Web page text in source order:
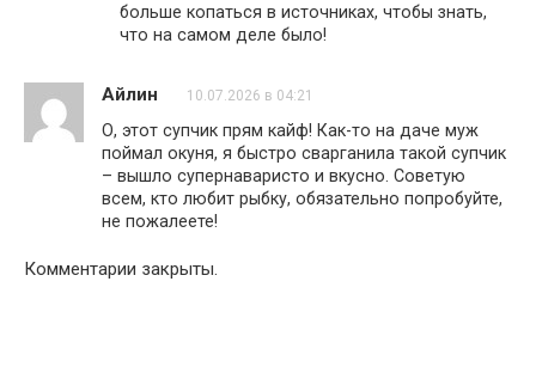
больше копаться в источниках, чтобы знать,
что на самом деле было!
Айлин 10.07.2026 в 04:21
О, этот супчик прям кайф! Как-то на даче муж
поймал окуня, я быстро сварганила такой супчик
– вышло супернаваристо и вкусно. Советую
всем, кто любит рыбку, обязательно попробуйте,
не пожалеете!
Комментарии закрыты.